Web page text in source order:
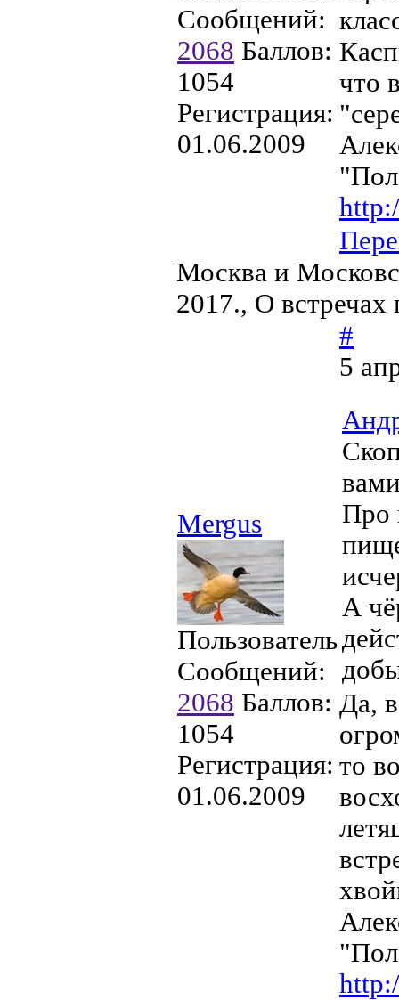
Сообщений:
2068 Баллов:
1054
Регистрация:
01.06.2009
что
Москва и
2017., О
Mergus
Пользователь
Сообщений:
2068 Баллов:
1054
Регистрация:
01.06.2009
#
5
Про
А
Да,
то